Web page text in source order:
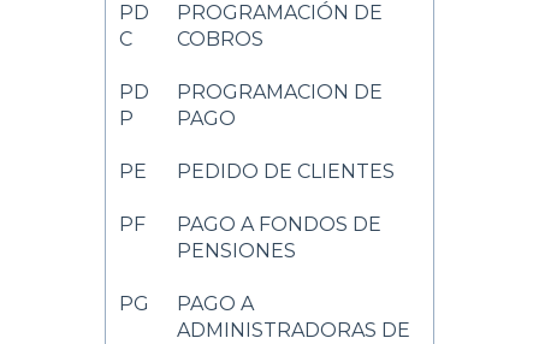
PD
C
PROGRAMACIÓN DE
COBROS
PD
P
PROGRAMACION DE
PAGO
PE PEDIDO DE CLIENTES
PF
PAGO A FONDOS DE
PENSIONES
PG
PAGO A
ADMINISTRADORAS DE